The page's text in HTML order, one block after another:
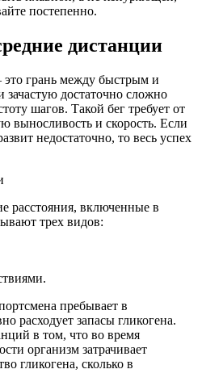
постепенно.
дистанции
это грань между быстрым и
достаточно сложно
шагов. Такой бег требует от
выносливость и скорость. Если
недостаточно, то весь успех
расстояния, включенные в
трех видов:
пребывает в
расходует запасы гликогена.
в том, что во время
организм затрачивает
гликогена, сколько в